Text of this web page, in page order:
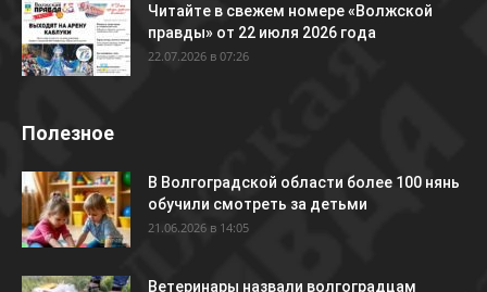
Читайте в свежем номере «Волжской
правды» от 22 июля 2026 года
22.07.2026 в 07:26
Полезное
В Волгоградской области более 100 нянь
обучили смотреть за детьми
21.06.2026 в 14:05
Ветеринары назвали волгоградцам